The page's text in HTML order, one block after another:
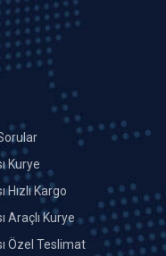
Kurye
Hızlı Kargo
Araçlı Kurye
Özel Teslimat